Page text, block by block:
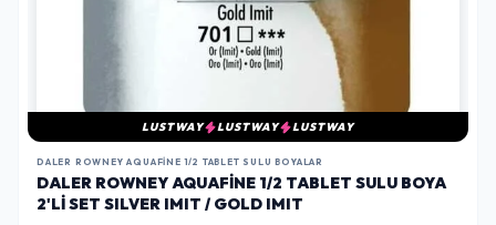
LUSTWAY LUSTWAY LUSTWAY
DALER ROWNEY AQUAFINE 1/2 TABLET SULU BOYALAR
DALER ROWNEY AQUAFINE 1/2 TABLET SULU BOYA
2'LI SET SILVER IMIT / GOLD IMIT